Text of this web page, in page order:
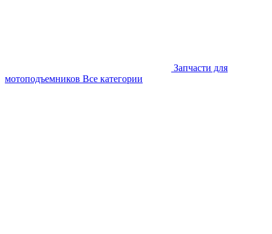
Запчасти для
мотоподъемников Все категории